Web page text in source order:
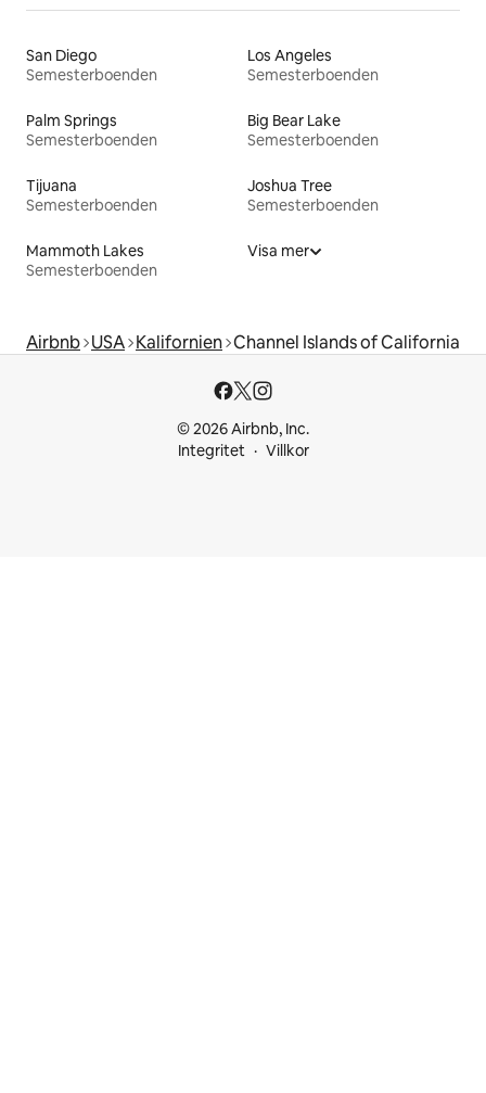
San Diego
Semesterboenden
Los Angeles
Semesterboenden
Palm Springs
Semesterboenden
Big Bear Lake
Semesterboenden
Tijuana
Semesterboenden
Joshua Tree
Semesterboenden
Mammoth Lakes
Semesterboenden
Visa mer
Airbnb USA Kalifornien Channel Islands of California
© 2026 Airbnb, Inc.
Integritet
Villkor